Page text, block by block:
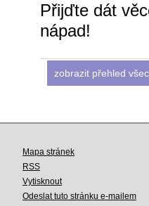
Přijďte dát
nápad!
zobrazit přehled
Mapa stránek
RSS
Vytisknout
Odeslat tuto stránku e-mailem